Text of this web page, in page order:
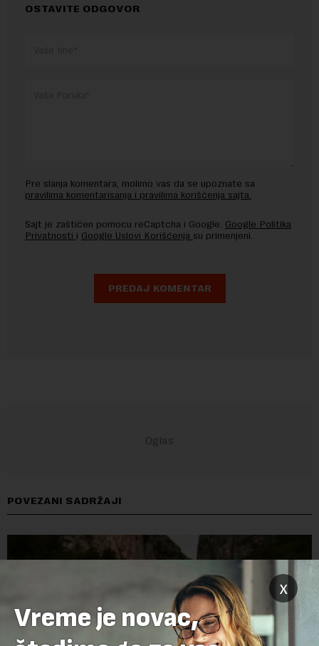
OSTAVITE ODGOVOR
Pre slanja komentara, molimo vas da se upoznate sa
pravilima komentarisanja i pravilima korišćenja sajta.
Sajt je zaštićen pomocu reCaptcha i Google. Google Politika
Privatnosti i Google Uslovi Korišćenja su primenjeni.
POVEZANI SADRŽAJI
x
Vreme je novac,